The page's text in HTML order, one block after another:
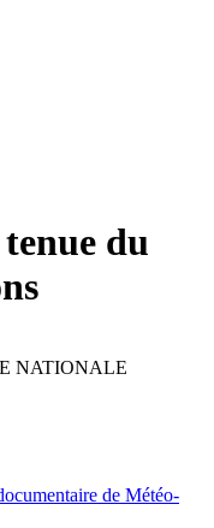
du
NATIONALE
de Météo-